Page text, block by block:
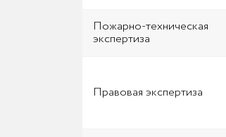
Пожарно-техническая
экспертиза
Правовая экспертиза